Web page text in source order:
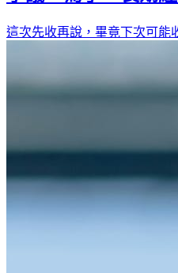
這次先收再說，畢竟下次可能